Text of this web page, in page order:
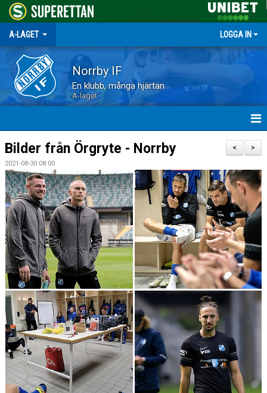
A-LAGET LOGGA IN
Norrby IF
En klubb, många hjärtan
A-laget
HEM
NYHETER
MATCHER
TRUPPEN
KALENDER
DOKUMENT
BILDARKIV
BILDER 2025
TABELL ETTAN SÖDRA 2025
>
<
Bilder från Örgryte - Norrby
2021-08-30 08:00